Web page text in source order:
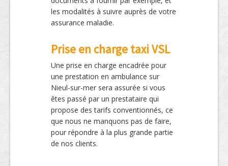
les modalités à suivre auprès de votre
assurance maladie.
Prise en charge taxi VSL
Une prise en charge encadrée pour
une prestation en ambulance sur
Nieul-sur-mer sera assurée si vous
êtes passé par un prestataire qui
propose des tarifs conventionnés, ce
que nous ne manquons pas de faire,
pour répondre à la plus grande partie
de nos clients.